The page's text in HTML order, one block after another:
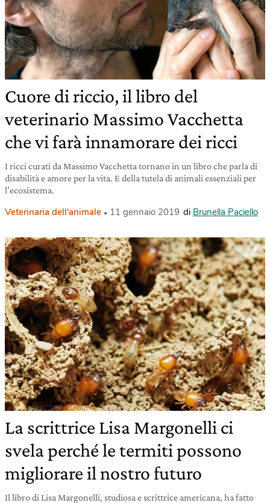
Cuore di riccio, il libro del
veterinario Massimo Vacchetta
che vi farà innamorare dei ricci
I ricci curati da Massimo Vacchetta tornano in un libro che parla di
disabilità e amore per la vita. E della tutela di animali essenziali per
l’ecosistema.
Veterinaria dell'animale 11 gennaio 2019 di Brunella Paciello
La scrittrice Lisa Margonelli ci
svela perché le termiti possono
migliorare il nostro futuro
Il libro di Lisa Margonelli, studiosa e scrittrice americana, ha fatto